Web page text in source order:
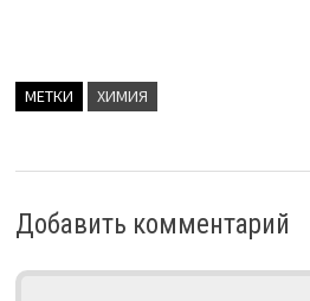
МЕТКИ ХИМИЯ
Добавить комментарий